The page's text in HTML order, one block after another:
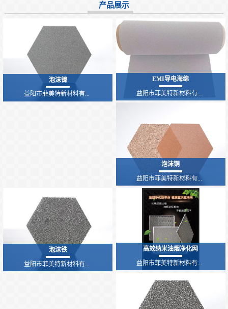
产品展示
泡沫镍
益阳市菲美特新材料有...
EMI导电海绵
益阳市菲美特新材料有...
泡沫铜
益阳市菲美特新材料有...
泡沫铁
益阳市菲美特新材料有...
高效纳米油烟净化网
益阳市菲美特新材料有...